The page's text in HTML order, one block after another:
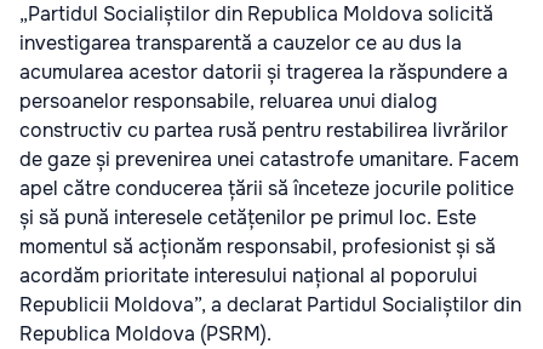
„Partidul Socialiștilor din Republica Moldova solicită
investigarea transparentă a cauzelor ce au dus la
acumularea acestor datorii și tragerea la răspundere a
persoanelor responsabile, reluarea unui dialog
constructiv cu partea rusă pentru restabilirea livrărilor
de gaze și prevenirea unei catastrofe umanitare. Facem
apel către conducerea țării să înceteze jocurile politice
și să pună interesele cetățenilor pe primul loc. Este
momentul să acționăm responsabil, profesionist și să
acordăm prioritate interesului național al poporului
Republicii Moldova”, a declarat Partidul Socialiștilor din
Republica Moldova (PSRM).